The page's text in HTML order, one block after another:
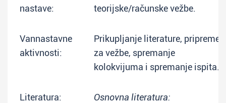
nastave:
teorijske/računske vežbe.
Vannastavne
aktivnosti:
Prikupljanje literature, pripreme
za vežbe, spremanje
kolokvijuma i spremanje ispita.
Literatura: Osnovna literatura: